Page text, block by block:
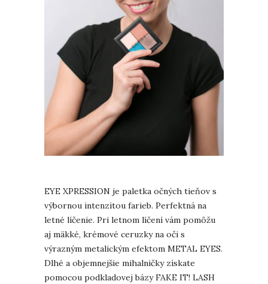
EYE XPRESSION je paletka očných tieňov s
výbornou intenzitou farieb. Perfektná na
letné líčenie. Pri letnom líčení vám pomôžu
aj mäkké, krémové ceruzky na oči s
výrazným metalickým efektom METAL EYES.
Dlhé a objemnejšie mihalničky získate
pomocou podkladovej bázy FAKE IT! LASH